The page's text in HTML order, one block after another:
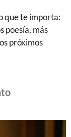
que te importa:
poesía, más
próximos